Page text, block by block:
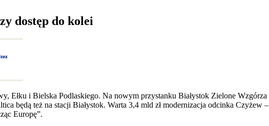
dostęp do kolei
Ełku i Bielska Podlaskiego. Na nowym przystanku Białystok Zielone
będą też na stacji Białystok. Warta 3,4 mld zł modernizacja odcinka Czyżew
Europę”.